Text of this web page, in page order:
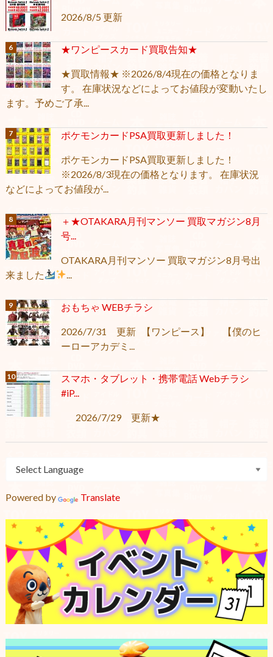
2026/8/5 更新
★ワンピースカード買取告知★
★買取情報★ ※2026/8/4現在の価格となりま
す。 在庫状況などによってお値段が変動いたし
ます。予めご了承...
ポケモンカードPSA買取更新しました！
ポケモンカードPSA買取更新しました！
※2026/8/3現在の価格となります。 在庫状況
などによってお値段が...
＋★OTAKARA月刊マンソー 買取マガジン8月
号...
OTAKARA月刊マンソー 買取マガジン8月号出
来ました
おもちゃ WEBチラシ
2026/7/31 更新 【ワンピース】 【僕のヒ
ーローアカデミ...
スマホ・タブレット・携帯電話 Webチラシ
#iP...
2026/7/29 更新★
Powered by Translate